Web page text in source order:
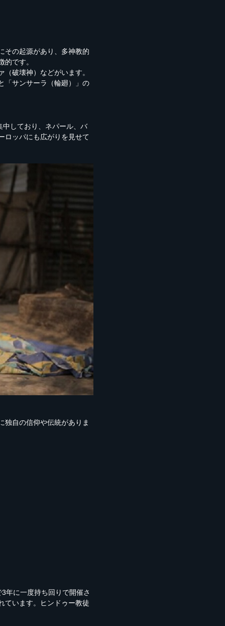
その起源があり、多神教的
です。
破壊神）などがいます。
「サンサーラ（輪廻）」の
中しており、ネパール、バ
ロッパにも広がりを見せて
独自の信仰や伝統がありま
年に一度持ち回りで開催さ
ています。ヒンドゥー教徒